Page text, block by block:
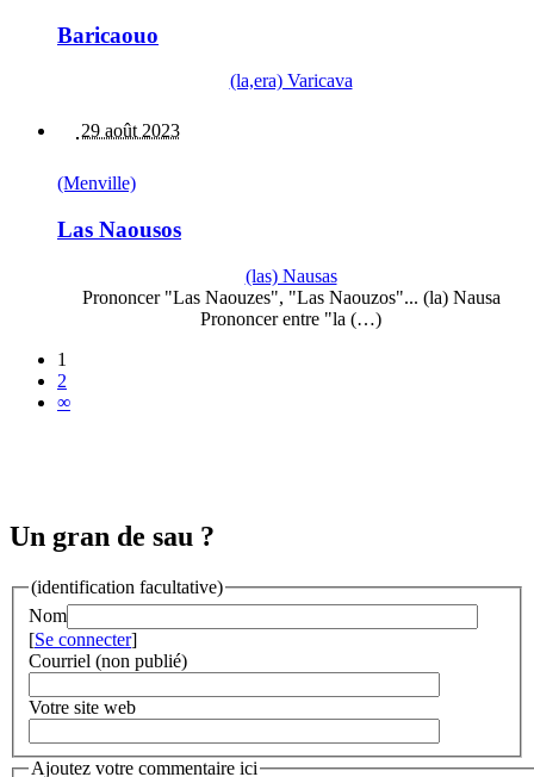
Baricaouo
(la,era) Varicava
29 août 2023
(Menville)
Las Naousos
(las) Nausas
Prononcer "Las Naouzes", "Las Naouzos"... (la) Nausa
Prononcer entre "la (…)
1
2
∞
Un gran de sau ?
(identification facultative)
Nom
[Se connecter]
Courriel (non publié)
Votre site web
Ajoutez votre commentaire ici